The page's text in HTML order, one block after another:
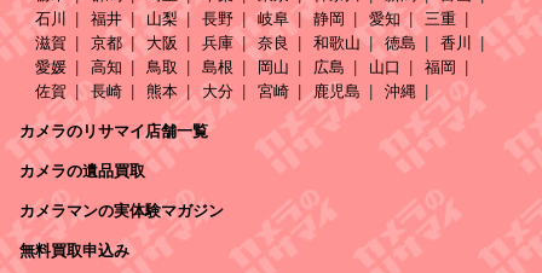
石川
福井 山梨 長野 岐阜 静岡 愛知
三重
滋賀
京都 大阪 兵庫 奈良 和歌山 徳島
香川
愛媛
高知 鳥取 島根 岡山 広島 山口
福岡
佐賀
長崎 熊本 大分 宮崎 鹿児島 沖縄
カメラのリサマイ店舗一覧
カメラの遺品買取
カメラマンの実体験マガジン
無料買取申込み